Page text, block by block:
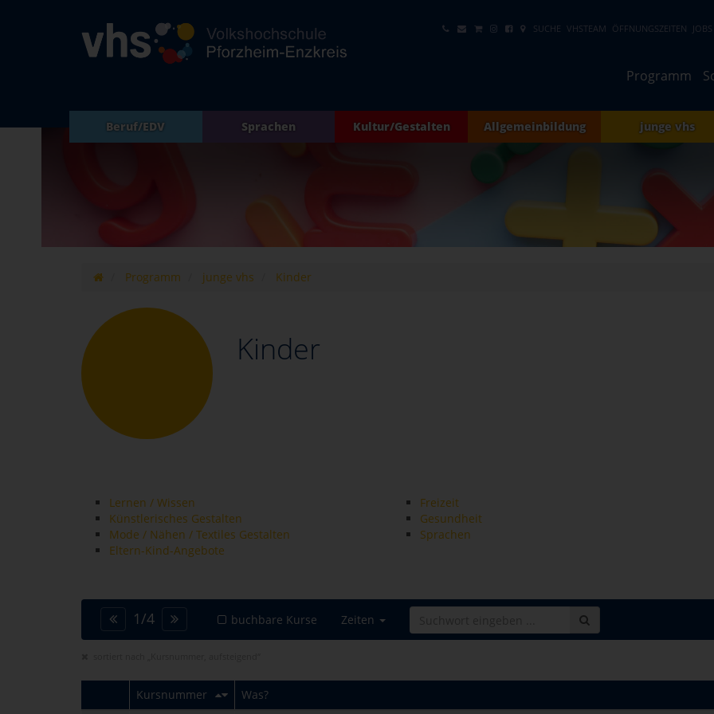
SUCHE VHSTEAM ÖFFNUNGSZEITEN JOBS
Programm
Beruf/EDV Sprachen Kultur/Gestalten Allgemeinbildung junge vhs
Programm junge vhs Kinder
Kinder
Lernen / Wissen
Künstlerisches Gestalten
Mode / Nähen / Textiles Gestalten
Eltern-Kind-Angebote
Freizeit
Gesundheit
Sprachen
1/4 buchbare Kurse Zeiten
Kursnummer Was?